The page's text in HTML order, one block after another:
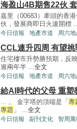
海盈山4B期售22伙
嘉里（00683）牽頭的香
伙，發展商即日火速開標
今日信報 地產市道 周六
CCL連升四周 有望挑
住宅樓市升勢勝預期，反
逾兩年半 ...全文
今日信報 地產市道 周六
給AI時代的父母 重塑
... 。 金字塔的頂端是「 專
專題 」 ...全文
今日信報 副刊文化 智周萬